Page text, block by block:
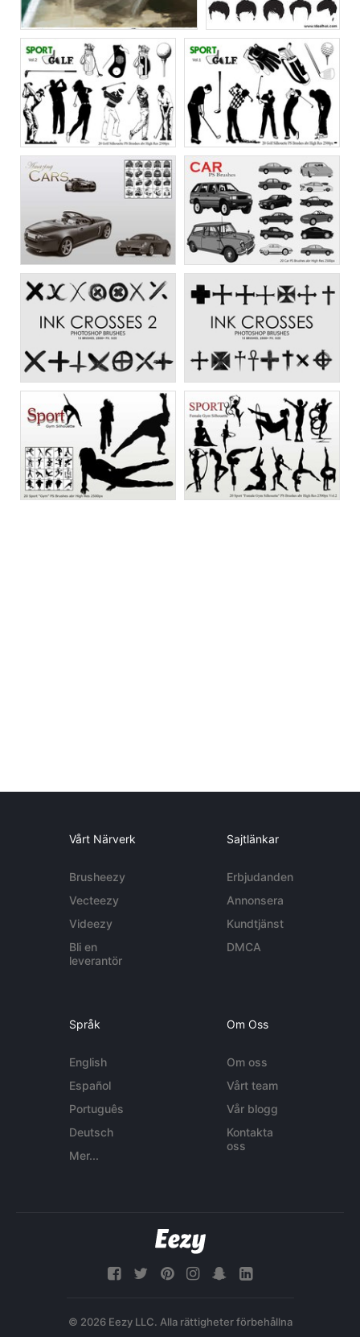
Vårt Närverk
Brusheezy
Vecteezy
Videezy
Bli en
leverantör
Sajtlänkar
Erbjudanden
Annonsera
Kundtjänst
DMCA
Språk
English
Español
Português
Deutsch
Mer...
Om Oss
Om oss
Vårt team
Vår blogg
Kontakta
oss
© 2026 Eezy LLC. Alla rättigheter förbehållna